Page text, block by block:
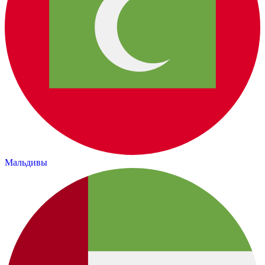
Мальдивы